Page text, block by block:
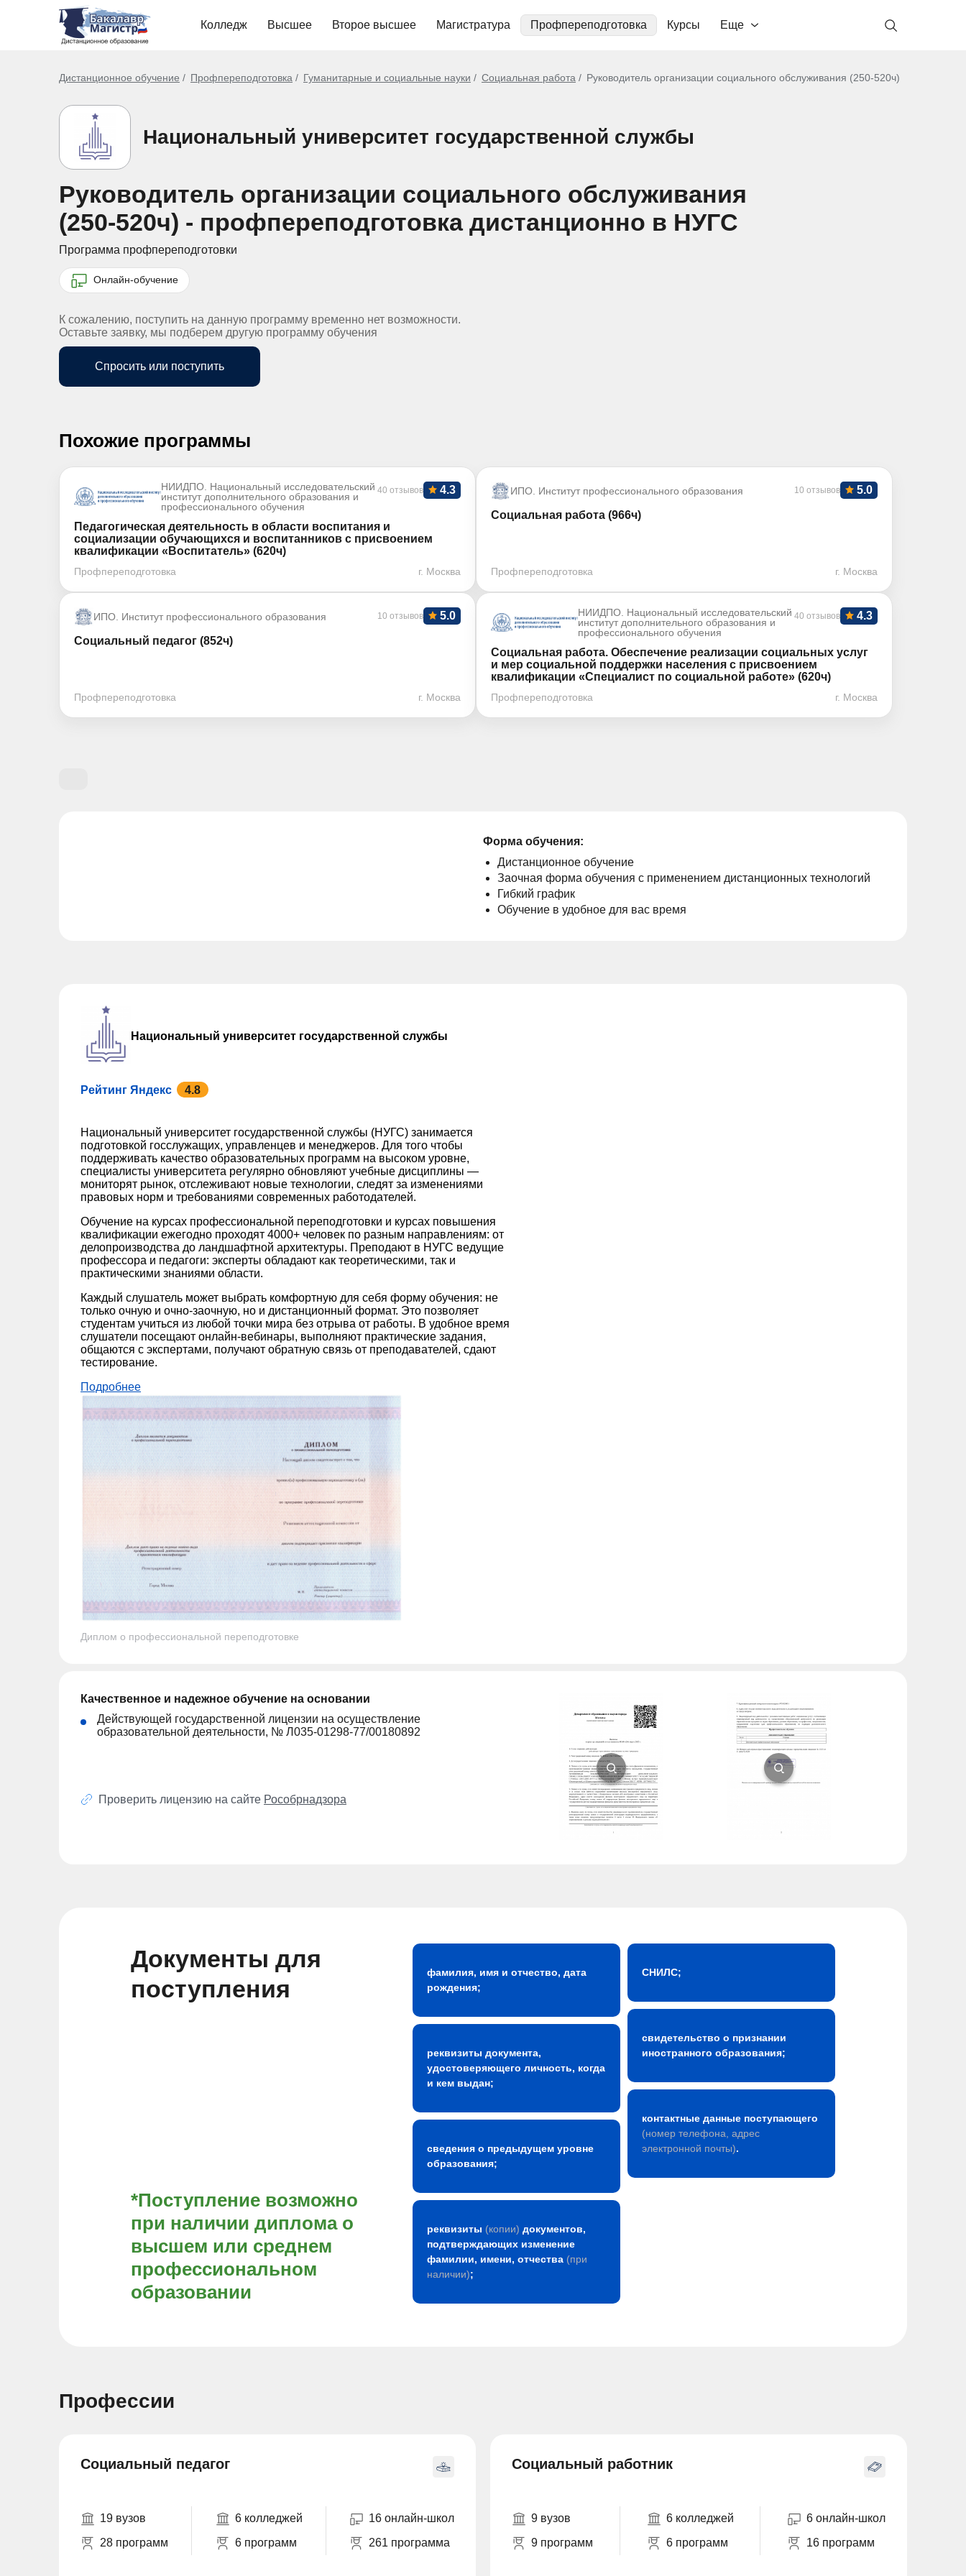
Колледж Высшее Второе высшее Магистратура Профпереподготовка Курсы Еще
Дистанционное обучение Профпереподготовка Гуманитарные и социальные науки Социальная работа Руководитель организации социального обслуживания (250-520ч)
Национальный университет государственной службы
Руководитель организации социального обслуживания
(250-520ч) - профпереподготовка дистанционно в НУГС
Программа профпереподготовки
Онлайн-обучение
К сожалению, поступить на данную программу временно нет возможности.
Оставьте заявку, мы подберем другую программу обучения
Спросить или поступить
Похожие программы
НИИДПО. Национальный исследовательский
институт дополнительного образования и
профессионального обучения
40 отзывов 4.3
Педагогическая деятельность в области воспитания и
социализации обучающихся и воспитанников с присвоением
квалификации «Воспитатель» (620ч)
Профпереподготовка г. Москва
ИПО. Институт профессионального образования 10 отзывов 5.0
Социальная работа (966ч)
Профпереподготовка г. Москва
ИПО. Институт профессионального образования 10 отзывов 5.0
Социальный педагог (852ч)
Профпереподготовка г. Москва
НИИДПО. Национальный исследовательский
институт дополнительного образования и
профессионального обучения
40 отзывов 4.3
Социальная работа. Обеспечение реализации социальных услуг
и мер социальной поддержки населения с присвоением
квалификации «Специалист по социальной работе» (620ч)
Профпереподготовка г. Москва
Форма обучения:
Дистанционное обучение
Заочная форма обучения с применением дистанционных технологий
Гибкий график
Обучение в удобное для вас время
Национальный университет государственной службы
Рейтинг Яндекс 4.8
Национальный университет государственной службы (НУГС) занимается
подготовкой госслужащих, управленцев и менеджеров. Для того чтобы
поддерживать качество образовательных программ на высоком уровне,
специалисты университета регулярно обновляют учебные дисциплины —
мониторят рынок, отслеживают новые технологии, следят за изменениями
правовых норм и требованиями современных работодателей.
Обучение на курсах профессиональной переподготовки и курсах повышения
квалификации ежегодно проходят 4000+ человек по разным направлениям: от
делопроизводства до ландшафтной архитектуры. Преподают в НУГС ведущие
профессора и педагоги: эксперты обладают как теоретическими, так и
практическими знаниями области.
Каждый слушатель может выбрать комфортную для себя форму обучения: не
только очную и очно-заочную, но и дистанционный формат. Это позволяет
студентам учиться из любой точки мира без отрыва от работы. В удобное время
слушатели посещают онлайн-вебинары, выполняют практические задания,
общаются с экспертами, получают обратную связь от преподавателей, сдают
тестирование.
Подробнее
Диплом о профессиональной переподготовке
Качественное и надежное обучение на основании
Действующей государственной лицензии на осуществление
образовательной деятельности, № Л035-01298-77/00180892
Проверить лицензию на сайте Рособрнадзора
Документы для
поступления
*Поступление возможно
при наличии диплома о
высшем или среднем
профессиональном
образовании
фамилия, имя и отчество, дата
рождения;
реквизиты документа,
удостоверяющего личность, когда
и кем выдан;
сведения о предыдущем уровне
образования;
реквизиты (копии) документов,
подтверждающих изменение
фамилии, имени, отчества (при
наличии);
СНИЛС;
свидетельство о признании
иностранного образования;
контактные данные поступающего
(номер телефона, адрес
электронной почты).
Профессии
Социальный педагог
19 вузов
28 программ
6 колледжей
6 программ
16 онлайн-школ
261 программа
Социальный работник
9 вузов
9 программ
6 колледжей
6 программ
6 онлайн-школ
16 программ